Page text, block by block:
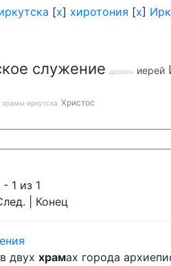
[x] хиротония [x]
служение диакон иерей
храмы иркутска Христос
1 из 1
| Конец
двух храмах города